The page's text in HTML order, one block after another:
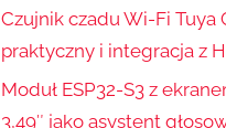
Czujnik czadu Wi-Fi Tuya
praktyczny i integracja z
Moduł ESP32-S3 z
3,49″ jako asystent